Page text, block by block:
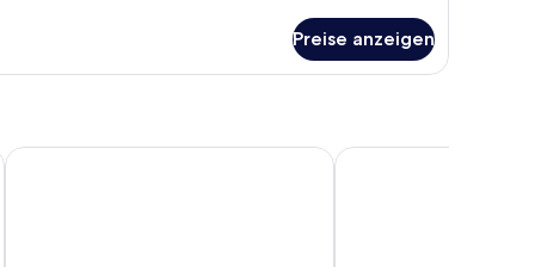
Preise anzeigen
Hotel Smugglers The Allure Grand